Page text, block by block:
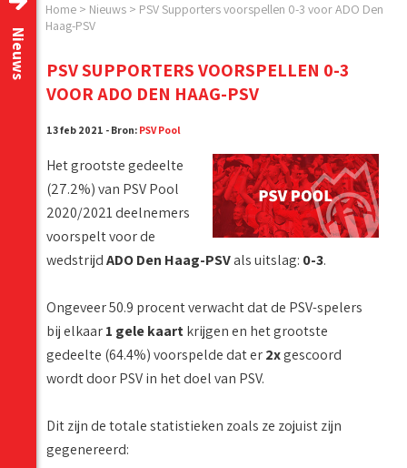
Home > Nieuws > PSV Supporters voorspellen 0-3 voor ADO Den
Haag-PSV
Nieuws
PSV SUPPORTERS VOORSPELLEN 0-3
VOOR ADO DEN HAAG-PSV
13 feb 2021 - Bron: PSV Pool
Het grootste gedeelte
(27.2%) van PSV Pool
2020/2021 deelnemers
voorspelt voor de
wedstrijdADO Den Haag-PSVals uitslag: 0-3.
Ongeveer 50.9 procent verwacht dat de PSV-spelers
bij elkaar1 gele kaartkrijgen en het grootste
gedeelte (64.4%) voorspelde dat er2xgescoord
wordt door PSV in het doel van PSV.
Dit zijn de totale statistieken zoals ze zojuist zijn
gegenereerd: